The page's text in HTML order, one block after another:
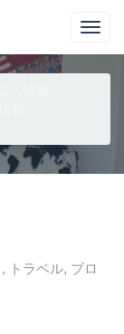
, トラベル, ブロ